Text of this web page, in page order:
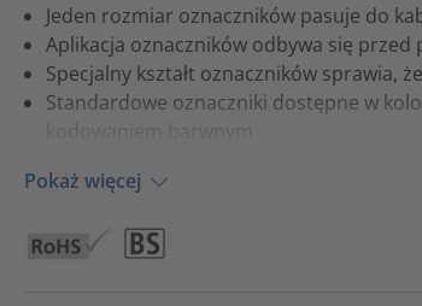
Jeden rozmiar oznaczników pasuje do
Aplikacja oznaczników odbywa się przed
Specjalny kształt oznaczników sprawia,
Standardowe oznaczniki dostępne w
kodowaniem barwnym
Pokaż więcej